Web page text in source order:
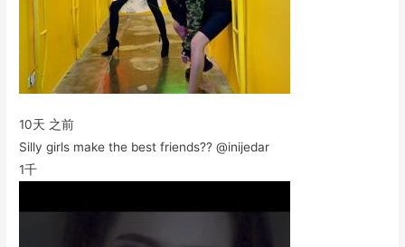
10天 之前
Silly girls make the best friends?? @inijedar
1千